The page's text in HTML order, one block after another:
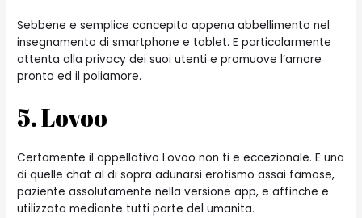
Sebbene e semplice concepita appena abbellimento nel
insegnamento di smartphone e tablet. E particolarmente
attenta alla privacy dei suoi utenti e promuove l’amore
pronto ed il poliamore.
5. Lovoo
Certamente il appellativo Lovoo non ti e eccezionale. E una
di quelle chat al di sopra adunarsi erotismo assai famose,
paziente assolutamente nella versione app, e affinche e
utilizzata mediante tutti parte del umanita.